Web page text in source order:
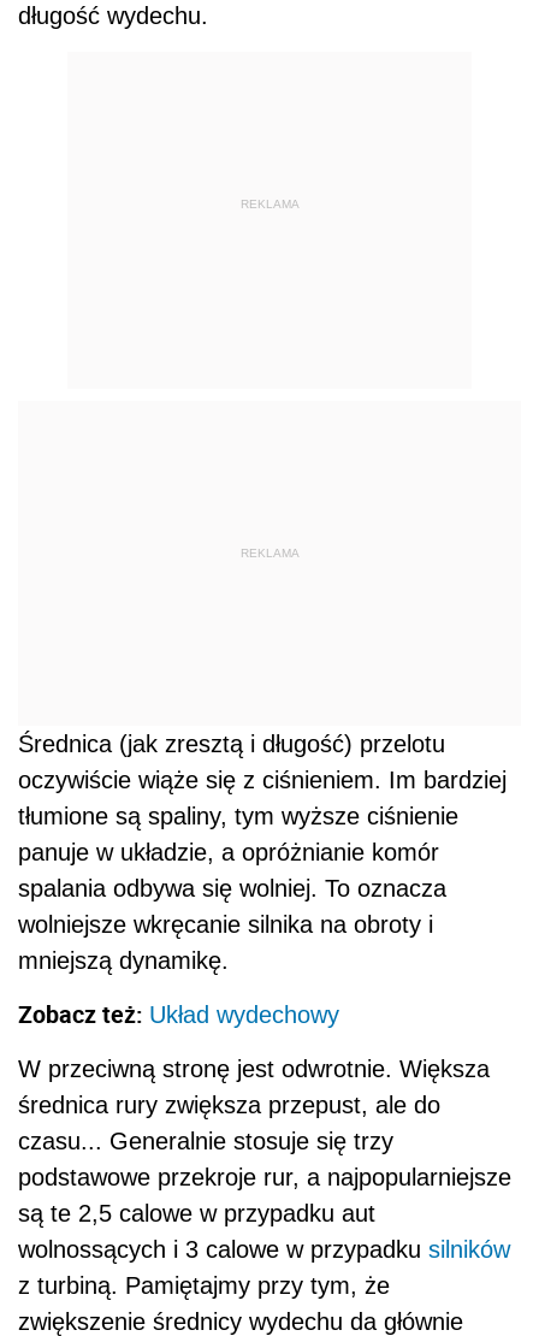
długość wydechu.
REKLAMA
REKLAMA
Średnica (jak zresztą i długość) przelotu
oczywiście wiąże się z ciśnieniem. Im bardziej
tłumione są spaliny, tym wyższe ciśnienie
panuje w układzie, a opróżnianie komór
spalania odbywa się wolniej. To oznacza
wolniejsze wkręcanie silnika na obroty i
mniejszą dynamikę.
Zobacz też: Układ wydechowy
W przeciwną stronę jest odwrotnie. Większa
średnica rury zwiększa przepust, ale do
czasu... Generalnie stosuje się trzy
podstawowe przekroje rur, a najpopularniejsze
są te 2,5 calowe w przypadku aut
wolnossących i 3 calowe w przypadku silników
z turbiną. Pamiętajmy przy tym, że
zwiększenie średnicy wydechu da głównie